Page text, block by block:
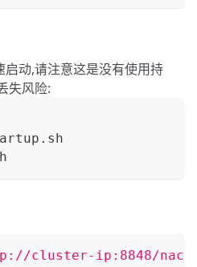
动,请注意这是没有使用持
失风险:
cluster-ip:8848/nacos/